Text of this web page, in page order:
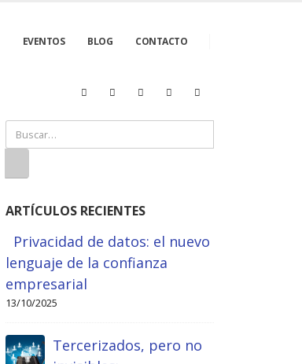
EVENTOS BLOG CONTACTO
ARTÍCULOS RECIENTES
Privacidad de datos: el nuevo
lenguaje de la confianza
empresarial
13/10/2025
Tercerizados, pero no